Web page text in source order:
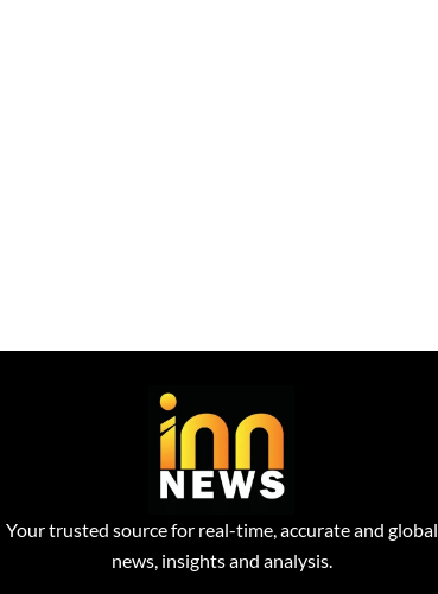
Your trusted source for real-time, accurate and global
news, insights and analysis.